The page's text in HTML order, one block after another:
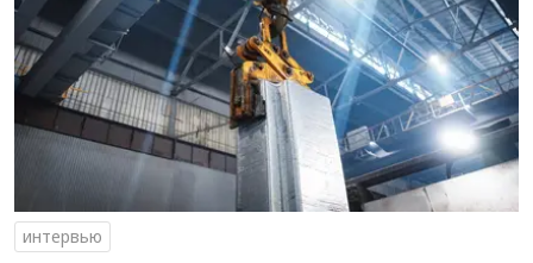
интервью